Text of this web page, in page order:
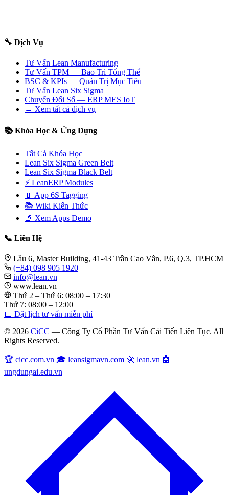
🔧 Dịch Vụ
Tư Vấn Lean Manufacturing
Tư Vấn TPM — Bảo Trì Tổng Thể
BSC & KPIs — Quản Trị Mục Tiêu
Tư Vấn Lean Six Sigma
Chuyển Đổi Số — ERP MES IoT
→ Xem tất cả dịch vụ
📚 Khóa Học & Ứng Dụng
Tất Cả Khóa Học
Lean Six Sigma Green Belt
Lean Six Sigma Black Belt
⚡ LeanERP Modules
📱 App 6S Tagging
📚 Wiki Kiến Thức
🔬 Xem Apps Demo
📞 Liên Hệ
Lầu 6, Master Building, 41-43 Trần Cao Vân, P.6, Q.3, TP.HCM
(+84) 098 905 1920
info@lean.vn
www.lean.vn
Thứ 2 – Thứ 6: 08:00 – 17:30
Thứ 7: 08:00 – 12:00
📅 Đặt lịch tư vấn miễn phí
© 2026 CiCC — Công Ty Cổ Phần Tư Vấn Cải Tiến Liên Tục. All
Rights Reserved.
🏆 cicc.com.vn 🎓 leansigmavn.com 🚀 lean.vn 🤖
ungdungai.edu.vn